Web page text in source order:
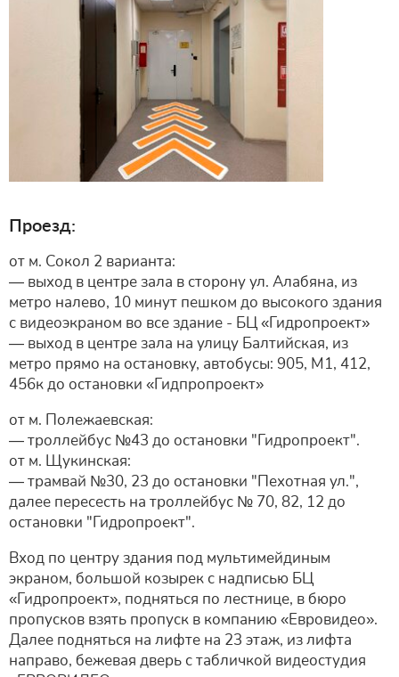
Проезд:
от м. Сокол 2 варианта:
— выход в центре зала в сторону ул. Алабяна, из
метро налево, 10 минут пешком до высокого здания
с видеоэкраном во все здание - БЦ «Гидропроект»
— выход в центре зала на улицу Балтийская, из
метро прямо на остановку, автобусы: 905, М1, 412,
456к до остановки «Гидпропроект»
от м. Полежаевская:
— троллейбус №43 до остановки "Гидропроект".
от м. Щукинская:
— трамвай №30, 23 до остановки "Пехотная ул.",
далее пересесть на троллейбус № 70, 82, 12 до
остановки "Гидропроект".
Вход по центру здания под мультимейдиным
экраном, большой козырек с надписью БЦ
«Гидропроект», подняться по лестнице, в бюро
пропусков взять пропуск в компанию «Евровидео».
Далее подняться на лифте на 23 этаж, из лифта
направо, бежевая дверь с табличкой видеостудия